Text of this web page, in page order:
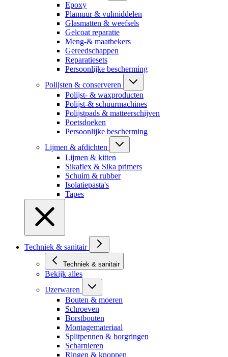
Epoxy
Plamuur & vulmiddelen
Glasmatten & weefsels
Gelcoat reparatie
Meng-& maatbekers
Gereedschappen
Reparatiesets
Persoonlijke bescherming
Polijsten & conserveren
Polijst- & waxproducten
Polijst-& schuurmachines
Polijstpads & matteerschijven
Poetsdoeken
Persoonlijke bescherming
Lijmen & afdichten
Lijmen & kitten
Sikaflex & Sika primers
Schuim & rubber
Isolatiepasta's
Tapes
Techniek & sanitair
Techniek & sanitair
Bekijk alles
IJzerwaren
Bouten & moeren
Schroeven
Borstbouten
Montagemateriaal
Splitpennen & borgringen
Scharnieren
Ringen & knoppen